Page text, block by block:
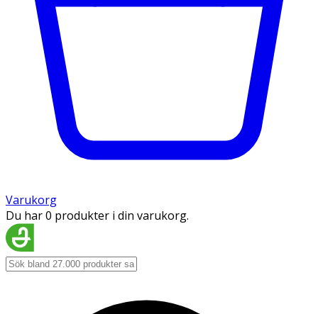
Varukorg
Du har 0 produkter i din varukorg.